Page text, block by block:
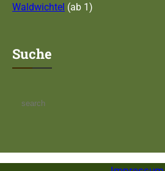
Waldwichtel (ab 1)
Suche
c